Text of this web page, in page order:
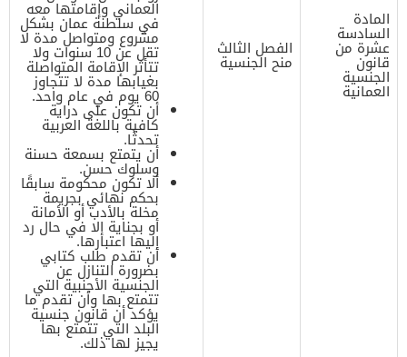
المادة
السادسة
عشرة من
قانون
الجنسية
العمانية
الفصل الثالث
منح الجنسية
العماني وإقامتها معه
في سلطنة عمان بشكل
مشروع ومتواصل مدة لا
تقل عن 10 سنوات ولا
تتأثر الإقامة المتواصلة
بغيابها مدة لا تتجاوز
60 يوم في عام واحد.
أن تكون على دراية
كافية باللغة العربية
تحدثًا.
أن يتمتع بسمعة حسنة
وسلوك حسن.
ألا تكون محكومة سابقًا
بحكم نهائي بجريمة
مخلة بالأدب أو الأمانة
أو بجناية إلا في حال رد
إليها اعتبارها.
أن تقدم طلب كتابي
بضرورة التنازل عن
الجنسية الأجنبية التي
تتمتع بها وأن تقدم ما
يؤكد أن قانون جنسية
البلد التي تتمتع بها
يجيز لها ذلك.